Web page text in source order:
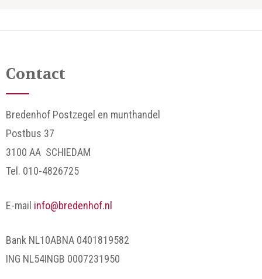
Contact
Bredenhof Postzegel en munthandel
Postbus 37
3100 AA SCHIEDAM
Tel. 010-4826725
E-mail info@bredenhof.nl
Bank NL10ABNA 0401819582
ING NL54INGB 0007231950